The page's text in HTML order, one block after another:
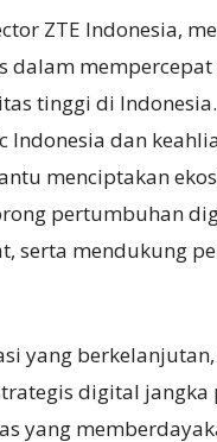
ZTE Indonesia,
dalam
tinggi di
Indonesia dan
menciptakan
pertumbuhan
serta mendukung
yang
digital
yang